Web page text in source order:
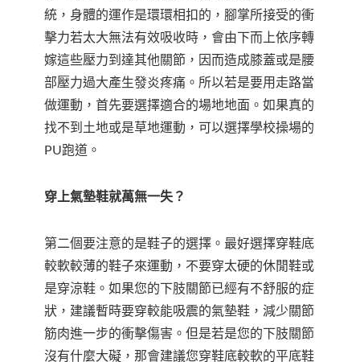
統，身體的運作是環環相扣的，腳掌所接受的衝
擊力若太大無法有效吸收時，會由下而上依序轉
嫁這些壓力到達其他關節，因而造成膝蓋或是腰
部壓力過大產生發炎疼痛。所以若是要用走路當
做運動，首先要選擇適合的場地地面。如果真的
找不到土地或是草地運動，可以選擇學校操場的
PU跑道。
穿上氣墊鞋就萬無一失？
第二個要注意的是鞋子的選擇。最好選擇穿鞋底
較軟較薄的鞋子來運動，不要穿太硬的休閒鞋或
是穿涼鞋。如果您的下肢關節已經有不舒服的症
狀，建議暫時要穿較能吸震的氣墊鞋，減少關節
筋肉進一步的衝擊傷害。但是若是您的下肢關節
沒有什麼大礙，那會建議您穿鞋底較軟的平底鞋